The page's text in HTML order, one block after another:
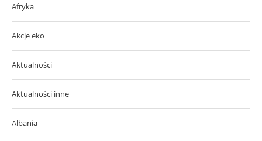
Afryka
Akcje eko
Aktualności
Aktualności inne
Albania